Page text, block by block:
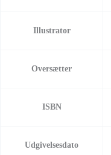
Illustrator
Oversætter
ISBN
Udgivelsesdato